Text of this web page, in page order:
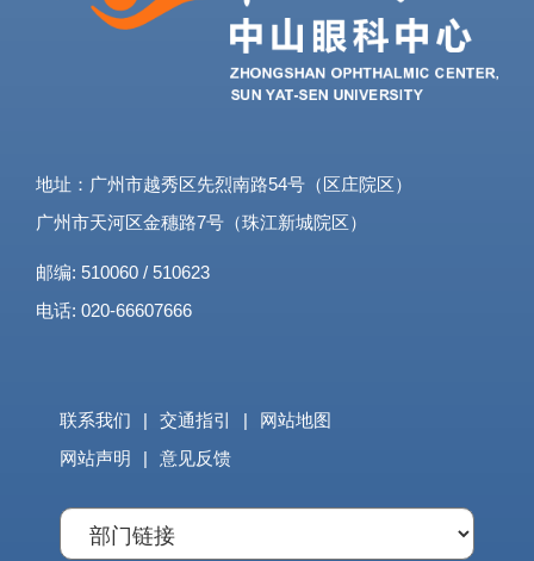
地址：广州市越秀区先烈南路54号（区庄院区）
广州市天河区金穗路7号（珠江新城院区）
邮编: 510060 / 510623
电话: 020-66607666
联系我们 | 交通指引 |
网站地图
网站声明
| 意见反馈